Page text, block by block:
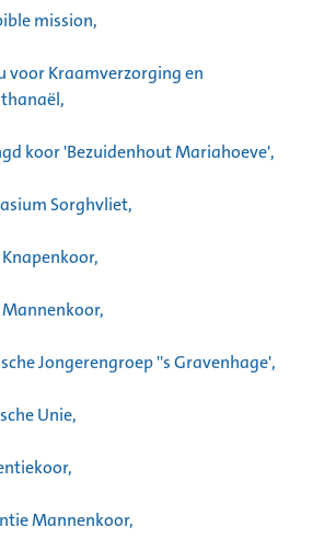
mission,
voor Kraamverzorging en
koor 'Bezuidenhout Mariahoeve',
Sorghvliet,
Jongerengroep ''s Gravenhage',
Unie,
Mannenkoor,